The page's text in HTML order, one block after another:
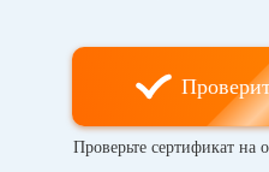
Проверьте сертификат на